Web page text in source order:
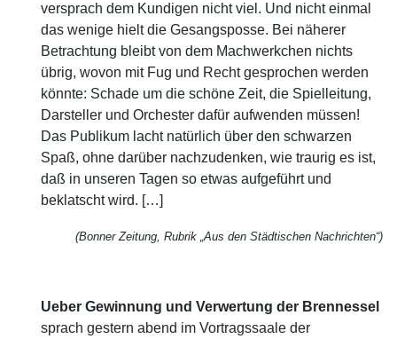
versprach dem Kundigen nicht viel. Und nicht einmal
das wenige hielt die Gesangsposse. Bei näherer
Betrachtung bleibt von dem Machwerkchen nichts
übrig, wovon mit Fug und Recht gesprochen werden
könnte: Schade um die schöne Zeit, die Spielleitung,
Darsteller und Orchester dafür aufwenden müssen!
Das Publikum lacht natürlich über den schwarzen
Spaß, ohne darüber nachzudenken, wie traurig es ist,
daß in unseren Tagen so etwas aufgeführt und
beklatscht wird. […]
(Bonner Zeitung, Rubrik „Aus den Städtischen Nachrichten“)
Ueber Gewinnung und Verwertung der Brennessel
sprach gestern abend im Vortragssaale der